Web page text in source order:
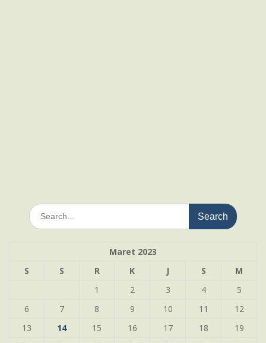
Search
for:
Maret 2023
S
S R K J S
M
1
2 3 4
5
6
7 8 9 10 11
12
13
14 15 16 17 18
19